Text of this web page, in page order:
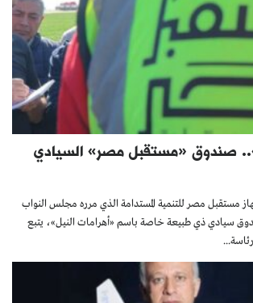
صندوق «مستقبل مصر» السيادي
مستقبل مصر للتنمية المستدامة الذي مرره مجلس النواب
سيادي ذي طبيعة خاصة باسم «أهرامات النيل»، يتبع